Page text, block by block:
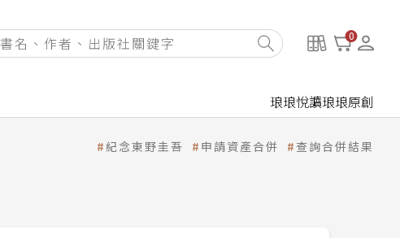
0
琅琅悅讀琅琅原創
紀念東野圭吾 申請資產合併 查詢合併結果